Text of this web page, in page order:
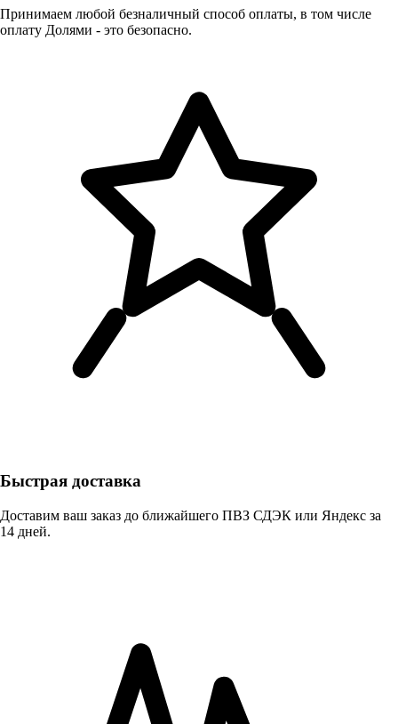
Принимаем любой безналичный способ оплаты, в том числе
оплату Долями - это безопасно.
Быстрая доставка
Доставим ваш заказ до ближайшего ПВЗ СДЭК или Яндекс за
14 дней.